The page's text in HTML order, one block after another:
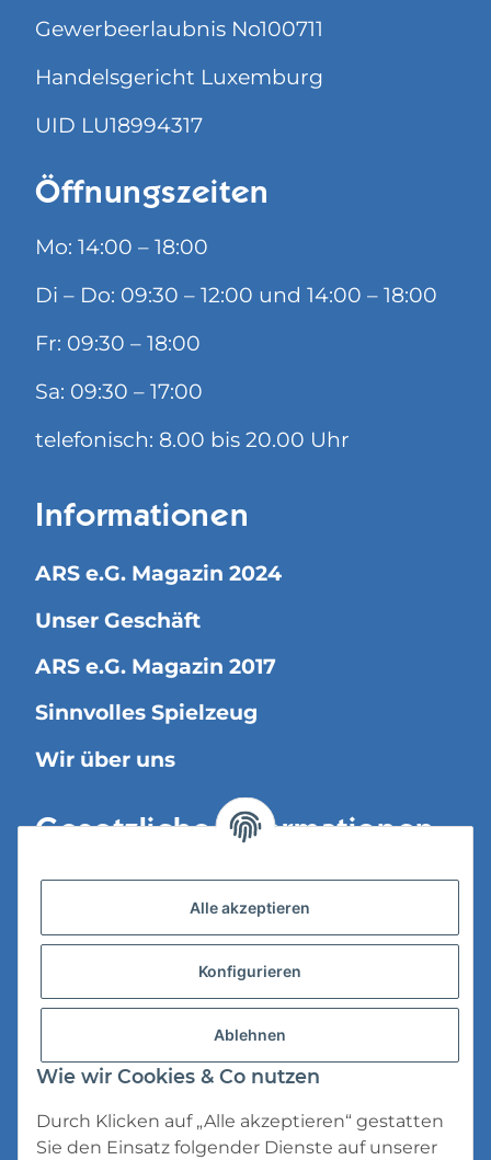
Gewerbeerlaubnis No100711
Handelsgericht Luxemburg
UID LU18994317
Öffnungszeiten
Mo: 14:00 – 18:00
Di – Do: 09:30 – 12:00 und 14:00 – 18:00
Fr: 09:30 – 18:00
Sa: 09:30 – 17:00
telefonisch: 8.00 bis 20.00 Uhr
Informationen
ARS e.G. Magazin 2024
Unser Geschäft
ARS e.G. Magazin 2017
Sinnvolles Spielzeug
Wir über uns
Gesetzliche Informationen
Versandinformationen
Datenschutz
Impressum
Alle akzeptieren
Konfigurieren
Ablehnen
Wie wir Cookies & Co nutzen
Durch Klicken auf „Alle akzeptieren“ gestatten
Sie den Einsatz folgender Dienste auf unserer